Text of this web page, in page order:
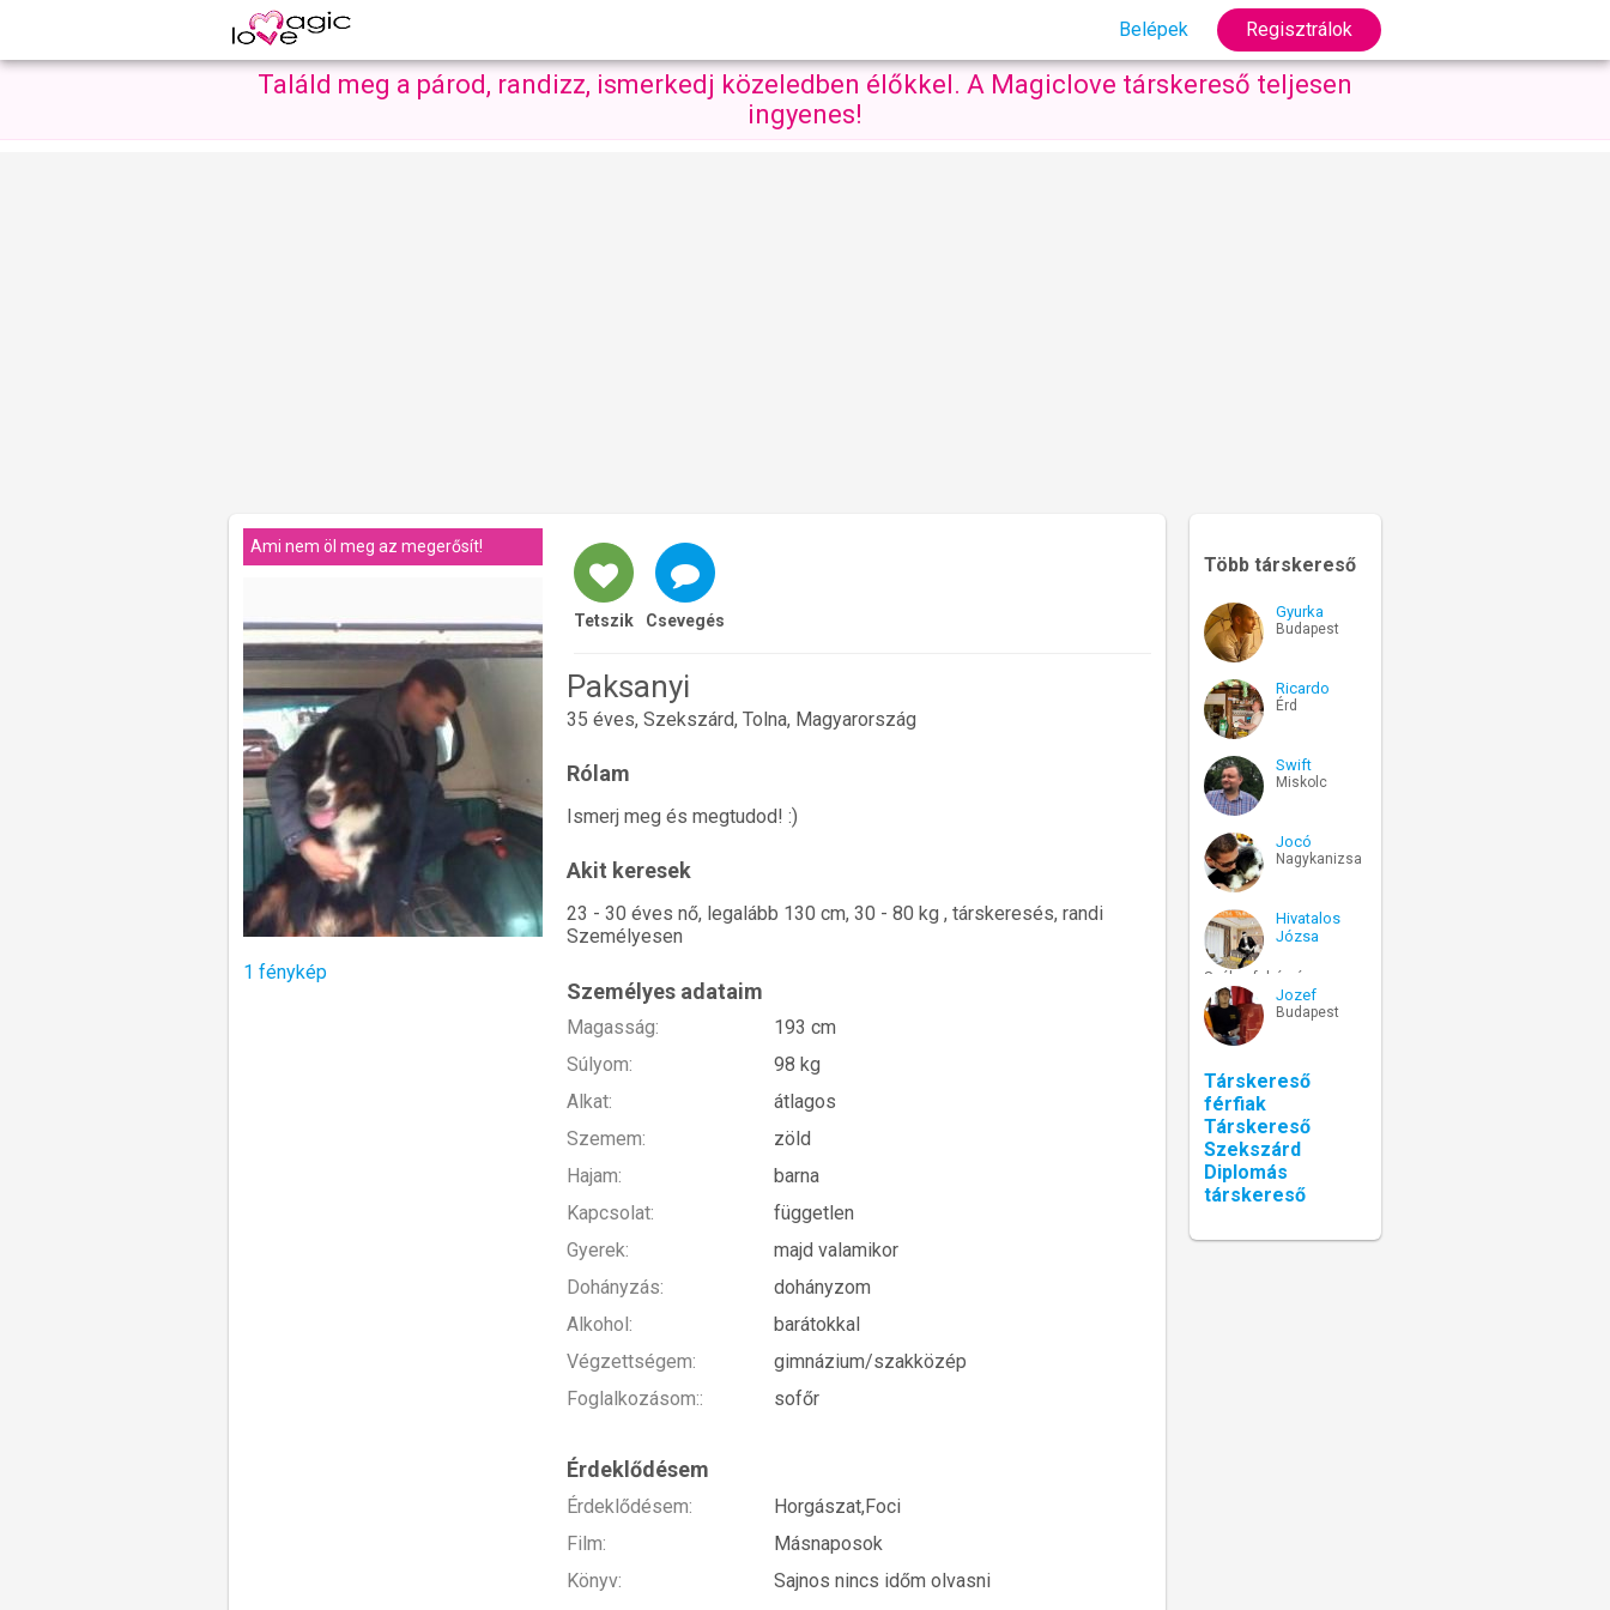
Belépek Regisztrálok
Találd meg a párod, randizz, ismerkedj közeledben élőkkel. A Magiclove társkereső teljesen
ingyenes!
Ami nem öl meg az megerősít!
1 fénykép
Tetszik Csevegés
Paksanyi
35 éves, Szekszárd, Tolna, Magyarország
Rólam
Ismerj meg és megtudod! :)
Akit keresek
23 - 30 éves nő, legalább 130 cm, 30 - 80 kg , társkeresés, randi
Személyesen
Személyes adataim
Magasság:
193 cm
Súlyom:
98 kg
Alkat:
átlagos
Szemem:
zöld
Hajam:
barna
Kapcsolat:
független
Gyerek:
majd valamikor
Dohányzás:
dohányzom
Alkohol:
barátokkal
Végzettségem:
gimnázium/szakközép
Foglalkozásom::
sofőr
Érdeklődésem
Érdeklődésem:
Horgászat,Foci
Film:
Másnaposok
Könyv:
Sajnos nincs időm olvasni
Több társkereső
Gyurka
Budapest
Ricardo
Érd
Swift
Miskolc
Jocó
Nagykanizsa
Hivatalos
Józsa
Székesfehérvár
Jozef
Budapest
Társkereső
férfiak
Társkereső
Szekszárd
Diplomás
társkereső